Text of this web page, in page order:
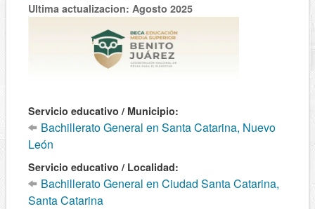
Ultima actualizacion: Agosto 2025
Servicio educativo / Municipio:
Bachillerato General en Santa Catarina, Nuevo
León
Servicio educativo / Localidad:
Bachillerato General en Ciudad Santa Catarina,
Santa Catarina